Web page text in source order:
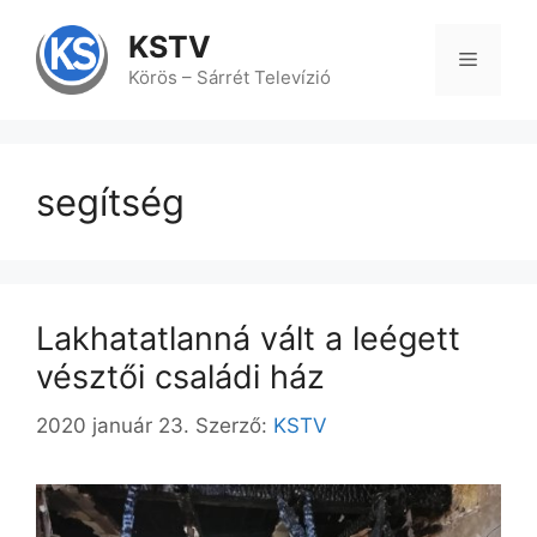
tartalomba
KSTV
Körös – Sárrét Televízió
Menü
segítség
Lakhatatlanná vált a leégett
vésztői családi ház
2020 január 23. Szerző: KSTV